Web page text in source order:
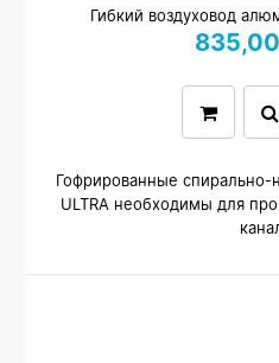
Гибкий воздуховод
Гофрированные спирально-
ULTRA необходимы для